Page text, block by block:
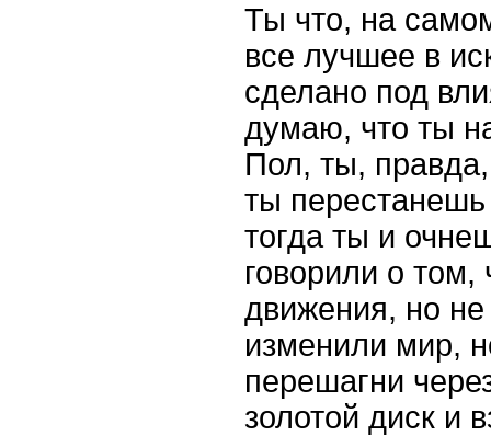
Ты что, на
все лучшее в
сделано под
думаю, что ты
Пол, ты,
ты перестанешь
тогда ты и
говорили о
движения, но
изменили мир,
перешагни
золотой диск и